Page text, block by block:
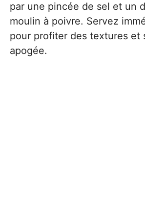
par une pincée de sel et un
moulin à poivre. Servez
pour profiter des textures et
apogée.